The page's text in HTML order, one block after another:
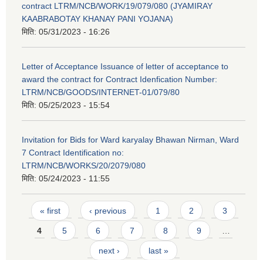
contract LTRM/NCB/WORK/19/079/080 (JYAMIRAY
KAABRABOTAY KHANAY PANI YOJANA)
मिति: 05/31/2023 - 16:26
Letter of Acceptance Issuance of letter of acceptance to
award the contract for Contract Idenfication Number:
LTRM/NCB/GOODS/INTERNET-01/079/80
मिति: 05/25/2023 - 15:54
Invitation for Bids for Ward karyalay Bhawan Nirman, Ward
7 Contract Identification no:
LTRM/NCB/WORKS/20/2079/080
मिति: 05/24/2023 - 11:55
Pages
« first ‹ previous 1 2 3
4 5 6 7 8 9
next › last »